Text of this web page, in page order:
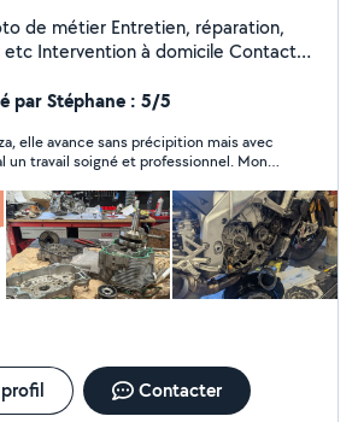
réparation,
Intervention à domicile Contact
par Stéphane : 5/5
elle avance sans précipition mais avec
un travail soigné et professionnel. Mon
dans le garage de la maison. Je
cette vraie professionnelle de la
Contacter